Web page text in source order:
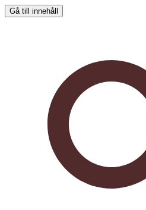
Gå till innehåll